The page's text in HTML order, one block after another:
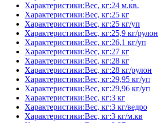
Характеристики:Вес, кг:24 м.кв.
Характеристики:Вес, кг:25 кг
Характеристики:Вес, кг:25 кг/уп
Характеристики:Вес, кг:25,9 кг/рулон
Характеристики:Вес, кг:26,1 кг/уп
Характеристики:Вес, кг:27 кг
Характеристики:Вес, кг:28 кг
Характеристики:Вес, кг:28 кг/рулон
Характеристики:Вес, кг:29,95 кг/уп
Характеристики:Вес, кг:29,96 кг/уп
Характеристики:Вес, кг:3 кг
Характеристики:Вес, кг:3 кг/ведро
Характеристики:Вес, кг:3 кг/м.кв